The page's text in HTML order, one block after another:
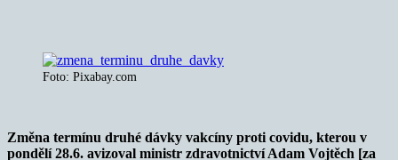
Foto: Pixabay.com
Změna termínu druhé dávky vakcíny proti covidu, kterou v
pondělí 28.6. avizoval ministr zdravotnictví Adam Vojtěch [za